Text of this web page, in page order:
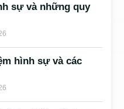
sự và những quy
hình sự và các